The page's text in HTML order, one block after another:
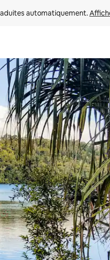
automatiquement.
les parcourir ou en